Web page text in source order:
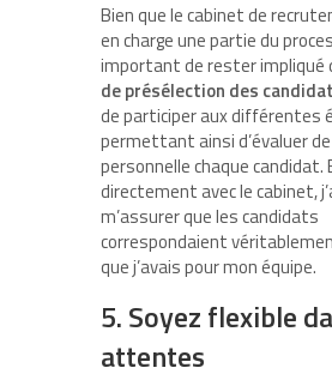
Bien que le cabinet de
en charge une partie du
important de rester impliqué
de présélection des
de participer aux différentes
permettant ainsi d’évaluer
personnelle chaque candidat.
directement avec le cabinet,
m’assurer que les candidats
correspondaient
que j’avais pour mon équipe.
5. Soyez flexible
attentes